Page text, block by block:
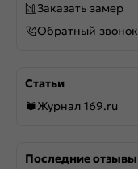
Заказать замер
Обратный звонок
Статьи
Журнал 169.ru
Последние отзывы